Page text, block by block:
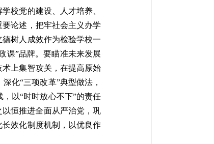
校党的建设、人才培养、
论述，把牢社会主义办学
树人成效作为检验学校一
课”品牌。要瞄准未来发展
上集智攻关，在提高原始
化“三项改革”典型做法，
以“时时放心不下”的责任
恒推进全面从严治党，巩
效化制度机制，以优良作